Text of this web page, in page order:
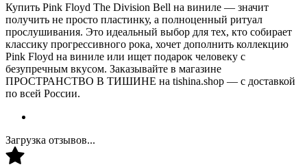
Купить Pink Floyd The Division Bell на виниле — значит
получить не просто пластинку, а полноценный ритуал
прослушивания. Это идеальный выбор для тех, кто собирает
классику прогрессивного рока, хочет дополнить коллекцию
Pink Floyd на виниле или ищет подарок человеку с
безупречным вкусом. Заказывайте в магазине
ПРОСТРАНСТВО В ТИШИНЕ на tishina.shop — с доставкой
по всей России.
Загрузка отзывов...